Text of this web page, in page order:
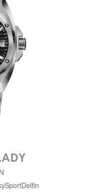
SportDelfin